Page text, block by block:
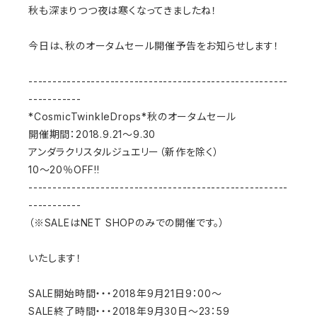
秋も深まりつつ夜は寒くなってきましたね！
今日は、秋のオータムセール開催予告をお知らせします！
------------------------------------------------------
-----------
*CosmicTwinkleDrops*秋のオータムセール
開催期間：2018.9.21～9.30
アンダラクリスタルジュエリー（新作を除く）
10～20％OFF!!
------------------------------------------------------
-----------
（※SALEはNET SHOPのみでの開催です。）
いたします！
SALE開始時間・・・2018年9月21日9：00～
SALE終了時間・・・2018年9月30日～23：59